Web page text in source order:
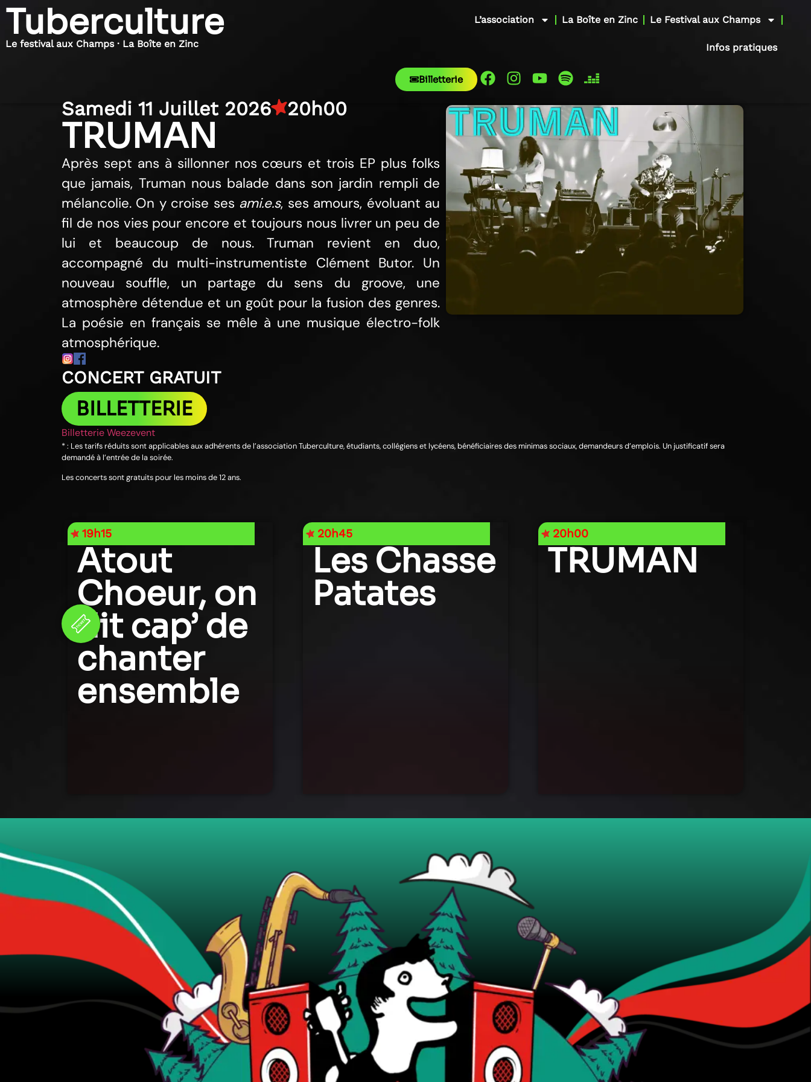
Tuberculture
Le festival aux Champs · La Boîte en Zinc
L’association La Boîte en Zinc Le Festival aux Champs
Infos pratiques
Billetterie
Samedi 11 Juillet 2026 20h00
TRUMAN
Après sept ans à sillonner nos cœurs et trois EP plus folks
que jamais, Truman nous balade dans son jardin rempli de
mélancolie. On y croise ses ami.e.s, ses amours, évoluant au
fil de nos vies pour encore et toujours nous livrer un peu de
lui et beaucoup de nous. Truman revient en duo,
accompagné du multi-instrumentiste Clément Butor. Un
nouveau souffle, un partage du sens du groove, une
atmosphère détendue et un goût pour la fusion des genres.
La poésie en français se mêle à une musique électro-folk
atmosphérique.
CONCERT GRATUIT
BILLETTERIE
Billetterie Weezevent
* : Les tarifs réduits sont applicables aux adhérents de l’association Tuberculture, étudiants, collégiens et lycéens, bénéficiaires des minimas sociaux, demandeurs d’emplois. Un justificatif sera
demandé à l’entrée de la soirée.
Les concerts sont gratuits pour les moins de 12 ans.
19h15
Atout
Choeur, on
dit cap’ de
chanter
ensemble
20h45
Les Chasse
Patates
20h00
TRUMAN